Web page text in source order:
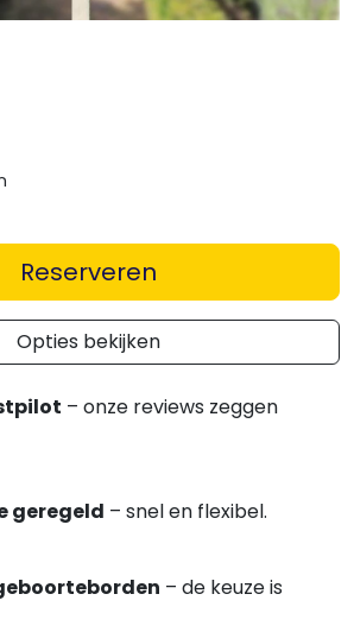
Reserveren
Opties bekijken
– onze reviews zeggen
geregeld – snel en flexibel.
– de keuze is